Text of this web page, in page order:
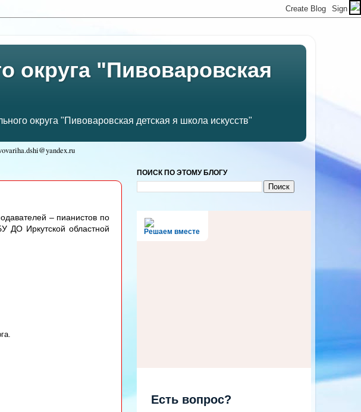
округа "Пивоваровская
округа "Пивоваровская детская я школа искусств"
– пианистов по
ДО Иркутской областной
ПОИСК ПО ЭТОМУ БЛОГУ
Решаем вместе
Есть вопрос?